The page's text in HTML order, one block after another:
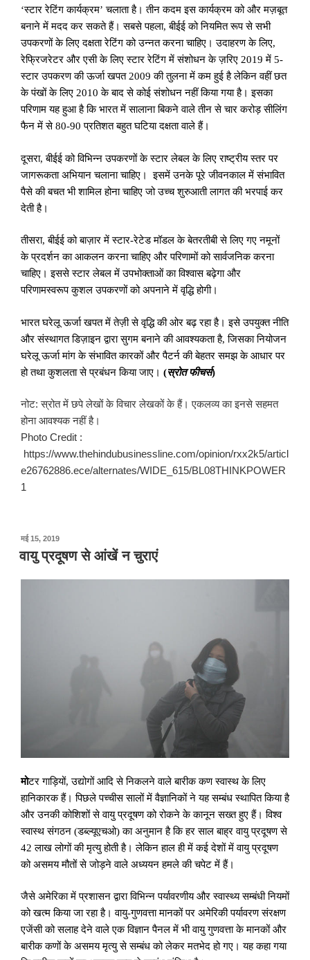
‘स्टार रेटिंग कार्यक्रम’ चलाता है। तीन कदम इस कार्यक्रम को और मज़बूत
बनाने में मदद कर सकते हैं। सबसे पहला,बीईई को नियमित रूप से सभी
उपकरणों के लिए दक्षता रेटिंग को उन्नत करना चाहिए। उदाहरण के लिए,
रेफ्रिजरेटर और एसी के लिए स्टार रेटिंग में संशोधन के ज़रिए 2019 में 5-
स्टार उपकरण की ऊर्जा खपत 2009 की तुलना में कम हुई है लेकिन वहीं छत
के पंखों के लिए 2010 के बाद से कोई संशोधन नहीं किया गया है। इसका
परिणाम यह हुआ है कि भारत में सालाना बिकने वाले तीन से चार करोड़ सीलिंग
फैन में से 80-90 प्रतिशत बहुत घटिया दक्षता वाले हैं।
दूसरा,बीईई को विभिन्न उपकरणों के स्टार लेबल के लिए राष्ट्रीय स्तर पर
जागरूकता अभियान चलाना चाहिए। इसमें उनके पूरे जीवनकाल में संभावित
पैसे की बचत भी शामिल होना चाहिए जो उच्च शुरुआती लागत की भरपाई कर
देती है।
तीसरा,बीईई को बाज़ार में स्टार-रेटेड मॉडल के बेतरतीबी से लिए गए नमूनों
के प्रदर्शन का आकलन करना चाहिए और परिणामों को सार्वजनिक करना
चाहिए। इससे स्टार लेबल में उपभोक्ताओं का विश्वास बढ़ेगा और
परिणामस्वरूप कुशल उपकरणों को अपनाने में वृद्धि होगी।
भारत घरेलू ऊर्जा खपत में तेज़ी से वृद्धि की ओर बढ़ रहा है। इसे उपयुक्त नीति
और संस्थागत डिज़ाइन द्वारा सुगम बनाने की आवश्यकता है,जिसका नियोजन
घरेलू ऊर्जा मांग के संभावित कारकों और पैटर्न की बेहतर समझ के आधार पर
हो तथा कुशलता से प्रबंधन किया जाए। (स्रोत फीचर्स)
नोट: स्रोत में छपे लेखों के विचार लेखकों के हैं। एकलव्य का इनसे सहमत
होना आवश्यक नहीं है।
Photo Credit :
https://www.thehindubusinessline.com/opinion/rxx2k5/articl
e26762886.ece/alternates/WIDE_615/BL08THINKPOWER
1
मई 15, 2019पर
प्रकाशित
किया
वायु प्रदूषण से आंखें न चुराएं
मोटर गाड़ियों,उद्योगों आदि से निकलने वाले बारीक कण स्वास्थ के लिए
हानिकारक हैं। पिछले पच्चीस सालों में वैज्ञानिकों ने यह सम्बंध स्थापित किया है
और उनकी कोशिशों से वायु प्रदूषण को रोकने के कानून सख्त हुए हैं। विश्व
स्वास्थ संगठन (डब्ल्यूएचओ) का अनुमान है कि हर साल बाह्र वायु प्रदूषण से
42 लाख लोगों की मृत्यु होती है। लेकिन हाल ही में कई देशों में वायु प्रदूषण
को असमय मौतों से जोड़ने वाले अध्ययन हमले की चपेट में हैं।
जैसे अमेरिका में प्रशासन द्वारा विभिन्न पर्यावरणीय और स्वास्थ्य सम्बंधी नियमों
को खत्म किया जा रहा है। वायु-गुणवत्ता मानकों पर अमेरिकी पर्यावरण संरक्षण
एजेंसी को सलाह देने वाले एक विज्ञान पैनल में भी वायु गुणवत्ता के मानकों और
बारीक कणों के असमय मृत्यु से सम्बंध को लेकर मतभेद हो गए। यह कहा गया